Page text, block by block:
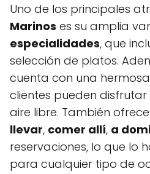
Uno de los principales
Marinos es su amplia
especialidades, que
selección de platos.
cuenta con una hermosa
clientes pueden
aire libre. También
llevar, comer allí, a
reservaciones, lo que lo
para cualquier tipo de